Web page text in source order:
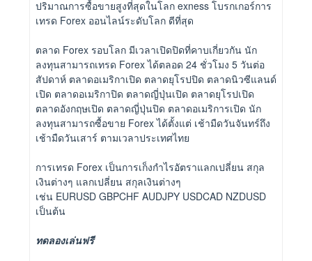
ปริมาณการซื้อขายสูงที่สุดในโลก exness โบรกเกอร์การ
เทรด Forex ออนไลน์ระดับโลก ดีที่สุด
ตลาด Forex รอบโลก มีเวลาเปิดปิดที่คาบเกี่ยวกัน นัก
ลงทุนสามารถเทรด Forex ได้ตลอด 24 ชั่วโมง 5 วันต่อ
สัปดาห์ ตลาดอเมริกาเปิด ตลาดยุโรปปิด ตลาดนิวซีแลนด์
เปิด ตลาดอเมริกาปิด ตลาดญี่ปุ่นเปิด ตลาดยุโรปเปิด
ตลาดอังกฤษเปิด ตลาดญี่ปุ่นปิด ตลาดอเมริการเปิด นัก
ลงทุนสามารถซื้อขาย Forex ได้ตั้งแต่ เช้ามืดวันจันทร์ถึง
เช้ามืดวันเสาร์ ตามเวลาประเทศไทย
การเทรด Forex เป็นการเก็งกำไรอัตราแลกเปลี่ยน สกุล
เงินต่างๆ แลกเปลี่ยน สกุลเงินต่างๆ
เช่น EURUSD GBPCHF AUDJPY USDCAD NZDUSD
เป็นต้น
ทดลองเล่นฟรี